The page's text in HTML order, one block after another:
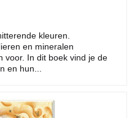
kleuren.
en mineralen
voor. In dit boek vind je de
en hun...